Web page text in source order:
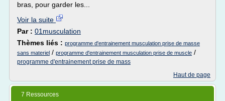
bras, pour garder les...
Voir la suite
Par : 01musculation
Thèmes liés : programme d'entrainement musculation prise de masse
sans materiel / programme d'entrainement musculation prise de muscle /
programme d'entrainement prise de mass
Haut de page
7 Ressources